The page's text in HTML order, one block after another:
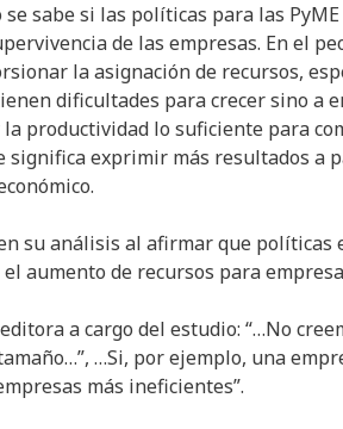
sabe si las políticas para las
de las empresas. En el
la asignación de recursos,
dificultades para crecer sino a
productividad lo suficiente para
significa exprimir más resultados a
su análisis al afirmar que políticas
aumento de recursos para
a cargo del estudio: “…No
…Si, por ejemplo, una
más ineficientes”.